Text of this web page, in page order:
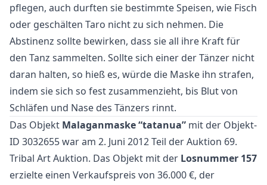
pflegen, auch durften sie bestimmte Speisen, wie Fisch
oder geschälten Taro nicht zu sich nehmen. Die
Abstinenz sollte bewirken, dass sie all ihre Kraft für
den Tanz sammelten. Sollte sich einer der Tänzer nicht
daran halten, so hieß es, würde die Maske ihn strafen,
indem sie sich so fest zusammenzieht, bis Blut von
Schläfen und Nase des Tänzers rinnt.
Das Objekt Malaganmaske “tatanua” mit der Objekt-
ID 3032655 war am 2. Juni 2012 Teil der Auktion 69.
Tribal Art Auktion. Das Objekt mit der Losnummer 157
erzielte einen Verkaufspreis von 36.000 €, der